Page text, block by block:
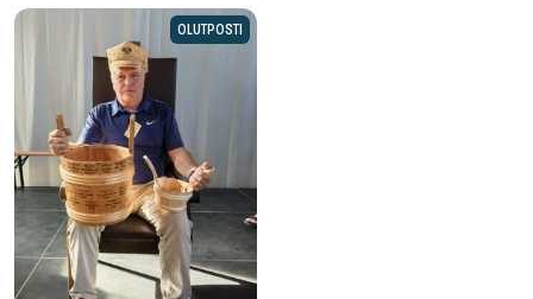
OLUTPOSTI